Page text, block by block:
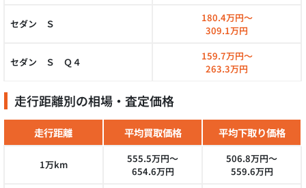
セダン Ｓ
180.4万円～
309.1万円
セダン Ｓ Ｑ４
159.7万円～
263.3万円
走行距離別の相場・査定価格
走行距離 平均買取価格 平均下取り価格
1万km
555.5万円～
654.6万円
506.8万円～
559.6万円